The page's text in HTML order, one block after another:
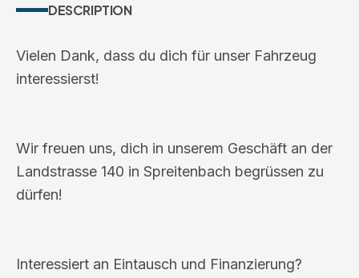
DESCRIPTION
Vielen Dank, dass du dich für unser Fahrzeug
interessierst!
Wir freuen uns, dich in unserem Geschäft an der
Landstrasse 140 in Spreitenbach begrüssen zu
dürfen!
Interessiert an Eintausch und Finanzierung?